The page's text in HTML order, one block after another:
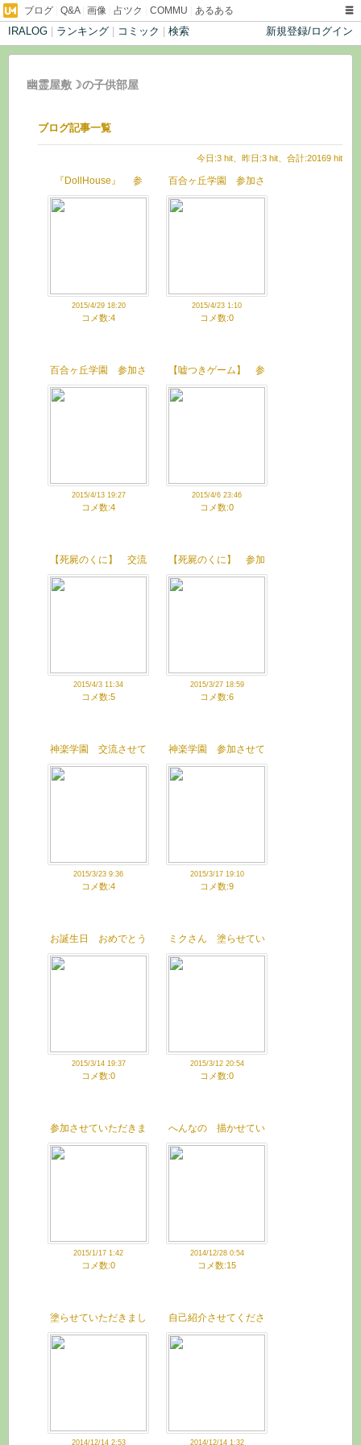
ブログ Q&A| 画像 占ツク COMMU あるある
IRALOG ランキング コミック 検索 新規登録/ログイン
幽霊屋敷☽の子供部屋
ブログ記事一覧
今日:3 hit、昨日:3 hit、合計:20169 hit
『DollHouse』 参
加させていただきまし
2015/4/29 18:20
コメ数:4
百合ヶ丘学園 参加さ
せていただきました
2015/4/23 1:10
コメ数:0
百合ヶ丘学園 参加さ
せていただきました
2015/4/13 19:27
コメ数:4
【嘘つきゲーム】 参
加させていただきまし
2015/4/6 23:46
コメ数:0
【死屍のくに】 交流
させていただきました
2015/4/3 11:34
コメ数:5
【死屍のくに】 参加
させていただきました
2015/3/27 18:59
コメ数:6
神楽学園 交流させて
2015/3/23 9:36
コメ数:4
神楽学園 参加させて
2015/3/17 19:10
コメ数:9
お誕生日 おめでとう
2015/3/14 19:37
コメ数:0
ミクさん 塗らせてい
2015/3/12 20:54
コメ数:0
参加させていただきま
2015/1/17 1:42
コメ数:0
へんなの 描かせてい
2014/12/28 0:54
コメ数:15
塗らせていただきまし
2014/12/14 2:53
自己紹介させてくださ
2014/12/14 1:32